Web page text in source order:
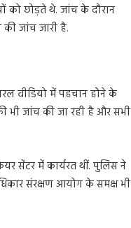
को छोड़ते थे. जांच के दौरान
जांच जारी है.
वीडियो में पहचान होने के
भी जांच की जा रही है और सभी
सेंटर में कार्यरत थीं. पुलिस ने
संरक्षण आयोग के समक्ष भी